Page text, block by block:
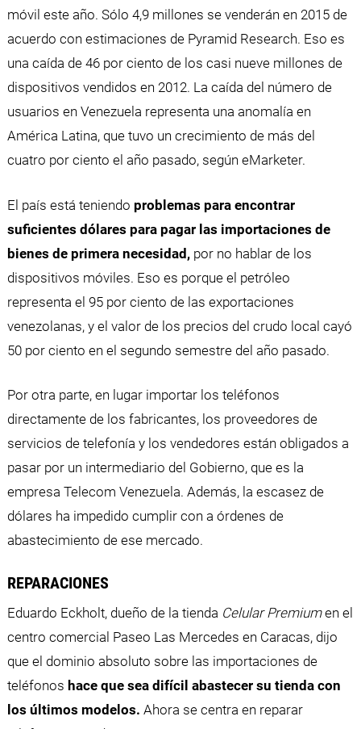
móvil este año. Sólo 4,9 millones se venderán en 2015 de
acuerdo con estimaciones de Pyramid Research. Eso es
una caída de 46 por ciento de los casi nueve millones de
dispositivos vendidos en 2012. La caída del número de
usuarios en Venezuela representa una anomalía en
América Latina, que tuvo un crecimiento de más del
cuatro por ciento el año pasado, según eMarketer.
El país está teniendo problemas para encontrar
suficientes dólares para pagar las importaciones de
bienes de primera necesidad,por no hablar de los
dispositivos móviles. Eso es porque el petróleo
representa el 95 por ciento de las exportaciones
venezolanas, y el valor de los precios del crudo local cayó
50 por ciento en el segundo semestre del año pasado.
Por otra parte, en lugar importar los teléfonos
directamente de los fabricantes, los proveedores de
servicios de telefonía y los vendedores están obligados a
pasar por un intermediario del Gobierno, que es la
empresa Telecom Venezuela. Además, la escasez de
dólares ha impedido cumplir con a órdenes de
abastecimiento de ese mercado.
REPARACIONES
Eduardo Eckholt, dueño de la tienda Celular Premiumen el
centro comercial Paseo Las Mercedes en Caracas, dijo
que el dominio absoluto sobre las importaciones de
teléfonos hace que sea difícil abastecer su tienda con
los últimos modelos. Ahora se centra en reparar